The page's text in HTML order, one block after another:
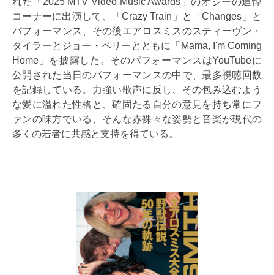
コーナーに出演して、「Crazy Train」と「Changes」と
パフォーマンス、その後エアロスミスのスティーヴン・
タイラーとジョー・ペリーとともに「Mama, I'm Coming
Home」を披露した。そのパフォーマンスはYouTubeに
公開された当日のパフォーマンスの中で、最多視聴回数
を記録している。力強い歌声に反し、その包み込むよう
な愛に溢れた性格と、確固たる自分の意見を持ち常にフ
ァンの味方でいる、そんな赤裸々な姿勢と音楽が現代の
多くの若者に共感と支持を得ている。